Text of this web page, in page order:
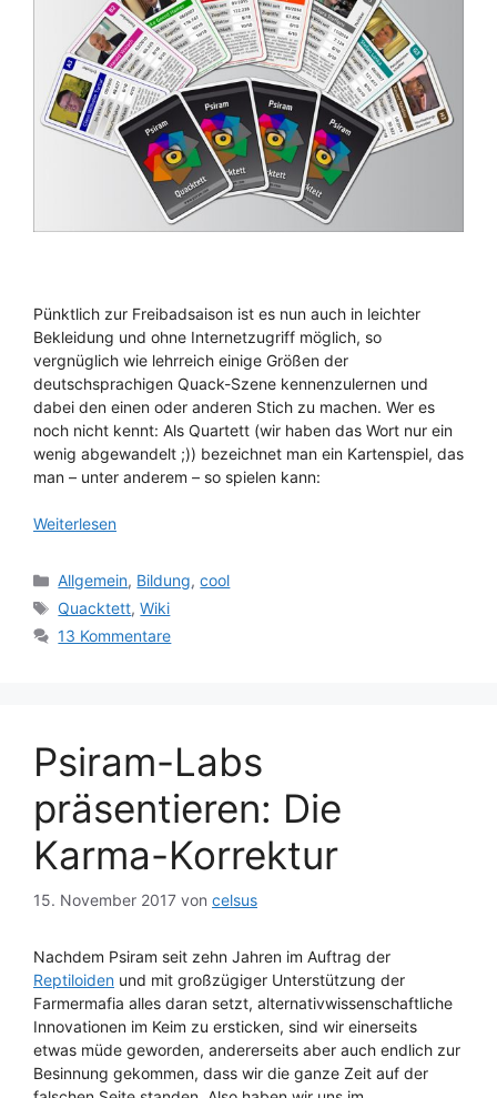
Pünktlich zur Freibadsaison ist es nun auch in leichter
Bekleidung und ohne Internetzugriff möglich, so
vergnüglich wie lehrreich einige Größen der
deutschsprachigen Quack-Szene kennenzulernen und
dabei den einen oder anderen Stich zu machen. Wer es
noch nicht kennt: Als Quartett (wir haben das Wort nur ein
wenig abgewandelt ;)) bezeichnet man ein Kartenspiel, das
man – unter anderem – so spielen kann:
Weiterlesen
Kategorien
Allgemein, Bildung,cool
Schlagwörter
Quacktett,Wiki
13 Kommentare
Psiram-Labs
präsentieren: Die
Karma-Korrektur
15. November 2017 von celsus
Nachdem Psiram seit zehn Jahren im Auftrag der
Reptiloiden und mit großzügiger Unterstützung der
Farmermafia alles daran setzt, alternativwissenschaftliche
Innovationen im Keim zu ersticken, sind wir einerseits
etwas müde geworden, andererseits aber auch endlich zur
Besinnung gekommen, dass wir die ganze Zeit auf der